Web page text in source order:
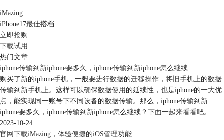
iMazing
iPhone17最佳搭档
立即抢购
下载试用
热门文章
iphone传输到新iphone要多久，iphone传输到新iphone怎么继续
购买了新的iphone手机，一般要进行数据的迁移操作，将旧手机上的数据
传输到新手机上。这样可以确保数据使用的延续性，也是iphone的一大优
点，能实现同一账号下不同设备的数据传输。那么，iphone传输到新
iphone要多久，iphone传输到新iphone怎么继续？下面一起来看看吧。
2023-10-24
官网下载iMazing，体验便捷的iOS管理功能